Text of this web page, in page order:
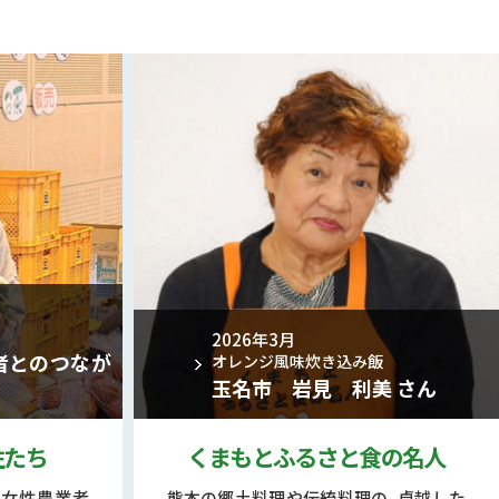
のつなが
ち
2026年3月
オレンジ風味炊き込み飯
玉名市 岩見 利美 さん
くまもとふるさと食の名人